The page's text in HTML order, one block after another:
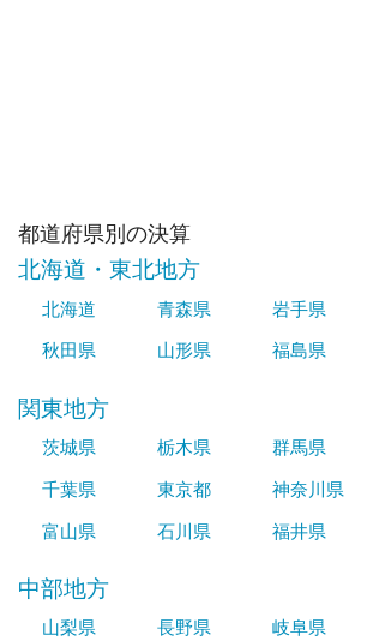
都道府県別の決算
北海道・東北地方
北海道 青森県 岩手県
秋田県
山形県 福島県
関東地方
茨城県 栃木県 群馬県
千葉県
東京都 神奈川県
富山県
石川県 福井県
中部地方
山梨県 長野県 岐阜県